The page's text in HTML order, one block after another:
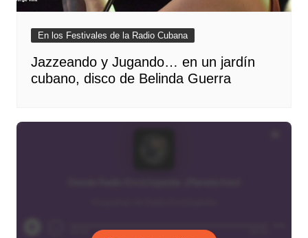
En los Festivales de la Radio Cubana
Jazzeando y Jugando… en un jardín
cubano, disco de Belinda Guerra